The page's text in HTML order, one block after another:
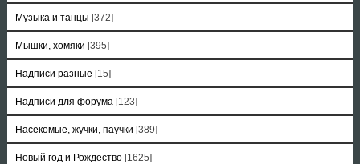
Музыка и танцы [372]
Мышки, хомяки [395]
Надписи разные [15]
Надписи для форума [123]
Насекомые, жучки, паучки [389]
Новый год и Рождество [1625]